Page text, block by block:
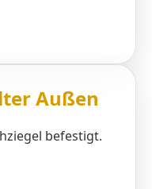
Außen
befestigt.